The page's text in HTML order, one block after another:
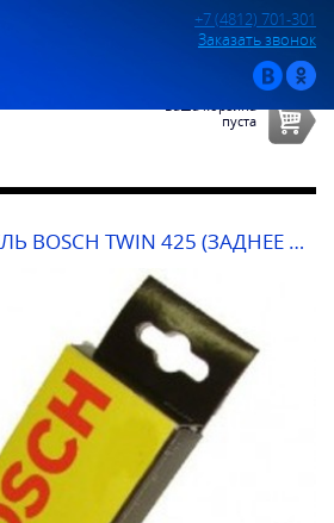
+7 (4812) 701-301
Заказать звонок
Ваша корзина
пуста
СТЕКЛООЧИСТИТЕЛЬ BOSCH TWIN 425 (ЗАДНЕЕ СТЕКЛО)